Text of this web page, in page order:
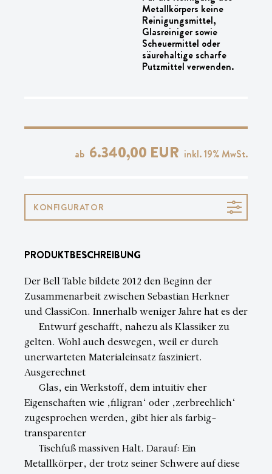
Metallkörpers keine
Reinigungsmittel,
Glasreiniger sowie
Scheuermittel oder
säurehaltige scharfe
Putzmittel verwenden.
ab 6.340,00 EUR inkl.19% MwSt.
KONFIGURATOR
PRODUKTBESCHREIBUNG
Der Bell Table bildete 2012 den Beginn der
Zusammenarbeit zwischen Sebastian Herkner
und ClassiCon. Innerhalb weniger Jahre hat es der
Entwurf geschafft, nahezu als Klassiker zu
gelten. Wohl auch deswegen, weil er durch
unerwarteten Materialeinsatz fasziniert.
Ausgerechnet
Glas, ein Werkstoff, dem intuitiv eher
Eigenschaften wie ‚filigran‘ oder ‚zerbrechlich‘
zugesprochen werden, gibt hier als farbig-
transparenter
Tischfuß massiven Halt. Darauf: Ein
Metallkörper, der trotz seiner Schwere auf diese